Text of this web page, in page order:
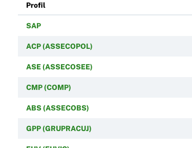
Profil
SAP
ACP (ASSECOPOL)
ASE (ASSECOSEE)
CMP (COMP)
ABS (ASSECOBS)
GPP (GRUPRACUJ)